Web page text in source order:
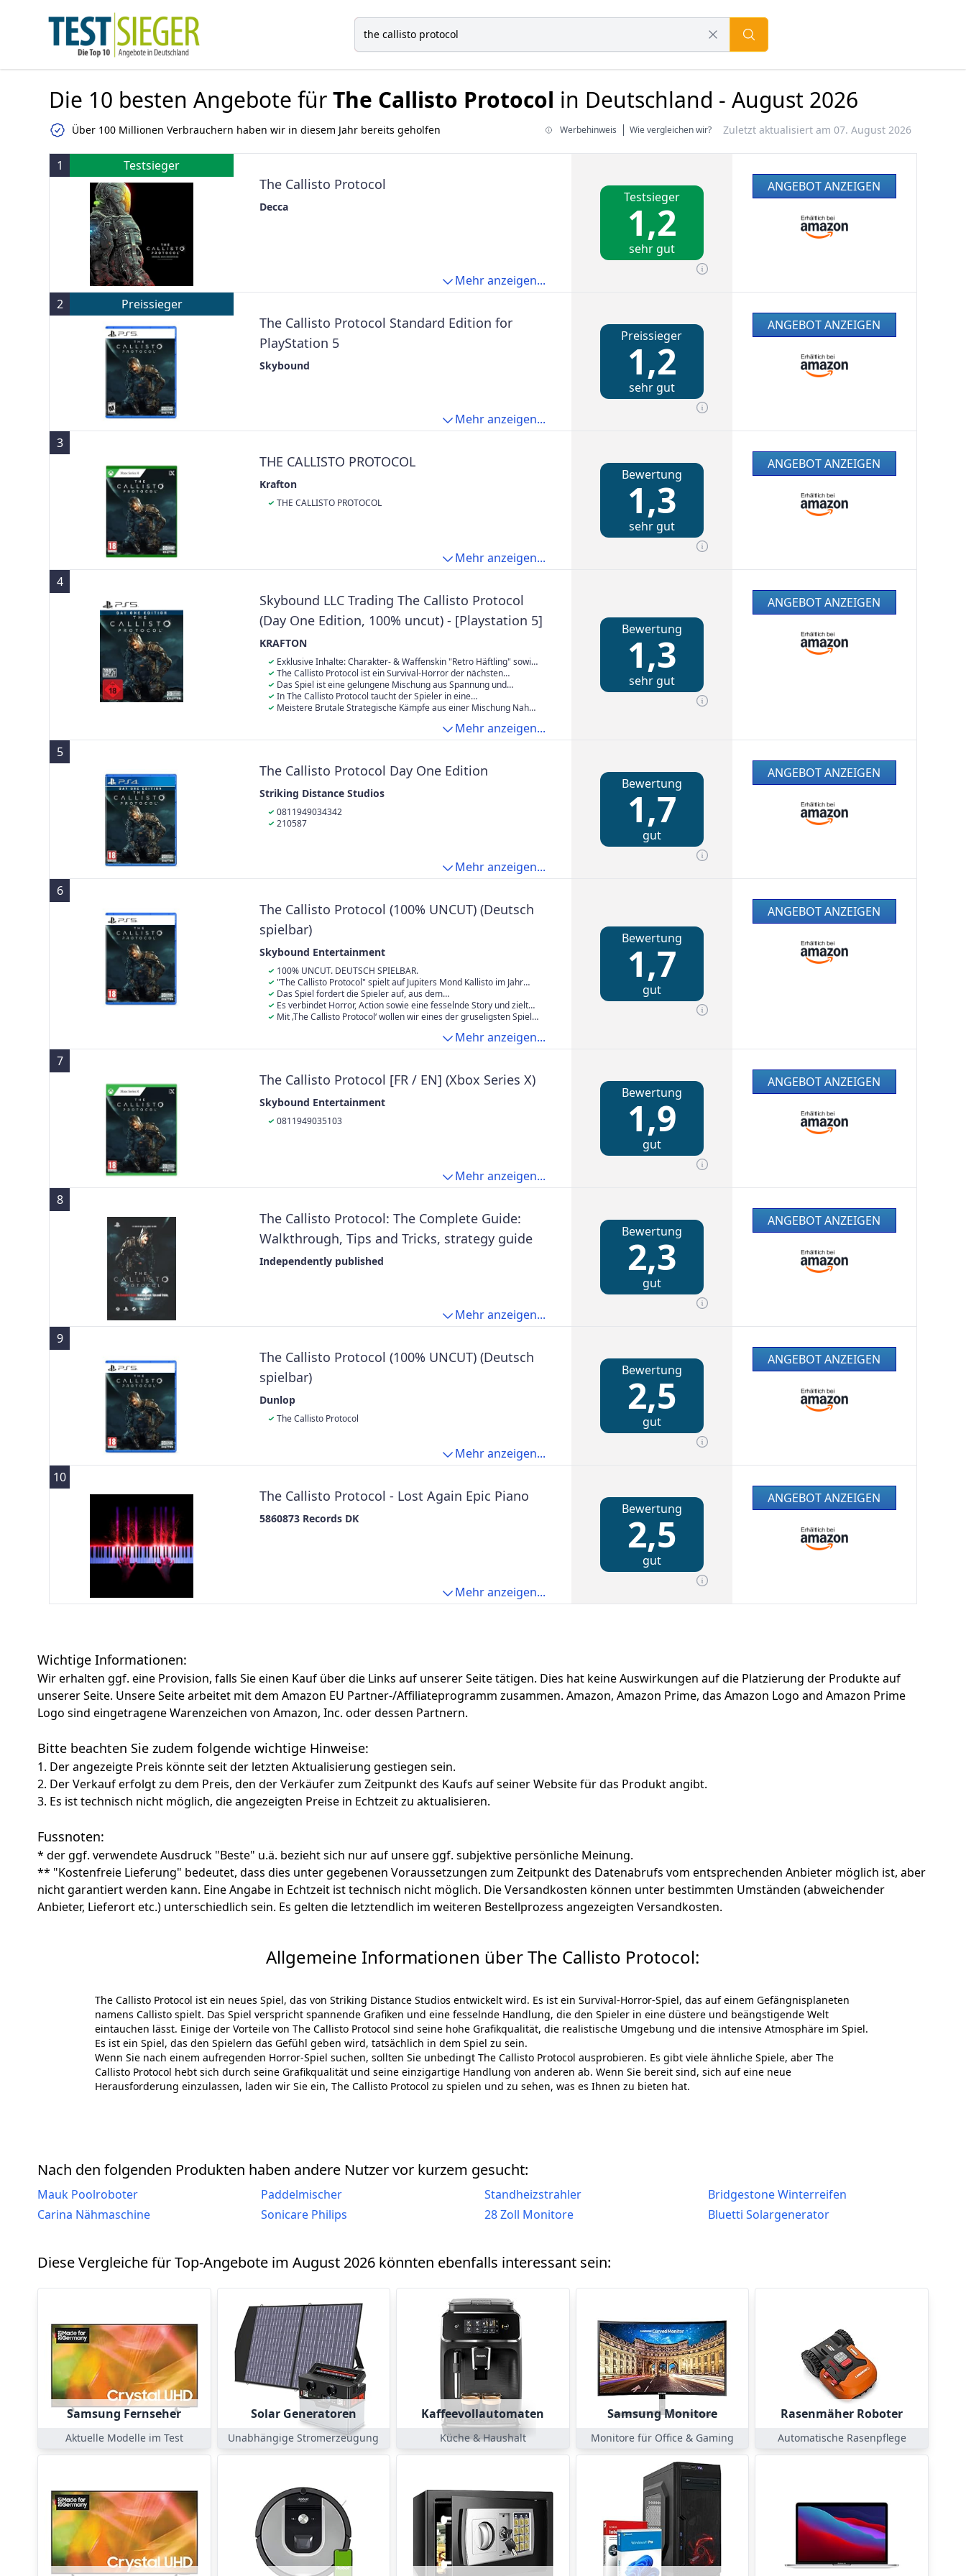
Die 10 besten Angebote fürThe Callisto Protocol in Deutschland - August 2026
Über 100 Millionen Verbrauchern haben wir in diesem Jahr bereits geholfen Werbehinweis Wie vergleichen wir? Zuletzt aktualisiert am 07. August 2026
1 Testsieger
The Callisto Protocol
Decca
Mehr anzeigen...
Testsieger
1,2
sehr gut
ANGEBOT ANZEIGEN
2 Preissieger
The Callisto Protocol Standard Edition for
PlayStation 5
Skybound
Mehr anzeigen...
Preissieger
1,2
sehr gut
ANGEBOT ANZEIGEN
3
THE CALLISTO PROTOCOL
Krafton
THE CALLISTO PROTOCOL
Mehr anzeigen...
Bewertung
1,3
sehr gut
ANGEBOT ANZEIGEN
4
Skybound LLC Trading The Callisto Protocol
(Day One Edition, 100% uncut) - [Playstation 5]
KRAFTON
Exklusive Inhalte: Charakter- & Waffenskin "Retro Häftling" sowie
die Biophage Skins (nur bei Amazon erhältlich)
The Callisto Protocol ist ein Survival-Horror der nächsten
Generation aus der Feder von Glen Schofield
Das Spiel ist eine gelungene Mischung aus Spannung und
Brutalität mit schrecklichen Momenten der Hilflosigkeit und
Menschlichkeit
In The Callisto Protocol taucht der Spieler in eine
atemberaubende Geschichte ein, in der hinter jeder Ecke
Meistere Brutale Strategische Kämpfe aus einer Mischung Nah
Mehr anzeigen...
Bewertung
1,3
sehr gut
ANGEBOT ANZEIGEN
5
The Callisto Protocol Day One Edition
Striking Distance Studios
0811949034342
210587
Mehr anzeigen...
Bewertung
1,7
gut
ANGEBOT ANZEIGEN
6
The Callisto Protocol (100% UNCUT) (Deutsch
spielbar)
Skybound Entertainment
100% UNCUT. DEUTSCH SPIELBAR.
"The Callisto Protocol" spielt auf Jupiters Mond Kallisto im Jahr
2320 und bietet ein Survival-Horror-Erlebnis der nächsten
Generation.
Das Spiel fordert die Spieler auf, aus dem
Hochsicherheitsgefängnis "Black Iron" zu entkommen und sich
seinen schrecklichen Geheimnissen zu stellen.
Es verbindet Horror, Action sowie eine fesselnde Story und zielt
darauf ab, das Horror-Genre in der interaktiven Unterhaltung neu zu
Mit ‚The Callisto Protocol‘ wollen wir eines der gruseligsten Spiele
Genre deutlich höher zu legen." —Dan Smith, Creative Director:
Striking Distance Studios
Mehr anzeigen...
Bewertung
1,7
gut
ANGEBOT ANZEIGEN
7
The Callisto Protocol [FR / EN] (Xbox Series X)
Skybound Entertainment
0811949035103
Mehr anzeigen...
Bewertung
1,9
gut
ANGEBOT ANZEIGEN
8
The Callisto Protocol: The Complete Guide:
Walkthrough, Tips and Tricks, strategy guide
Independently published
Mehr anzeigen...
Bewertung
2,3
gut
ANGEBOT ANZEIGEN
9
The Callisto Protocol (100% UNCUT) (Deutsch
spielbar)
Dunlop
The Callisto Protocol
Mehr anzeigen...
Bewertung
2,5
gut
ANGEBOT ANZEIGEN
10
The Callisto Protocol - Lost Again Epic Piano
5860873 Records DK
Mehr anzeigen...
Bewertung
2,5
gut
ANGEBOT ANZEIGEN
Wichtige Informationen:
Wir erhalten ggf. eine Provision, falls Sie einen Kauf über die Links auf unserer Seite tätigen. Dies hat keine Auswirkungen auf die Platzierung der Produkte auf
unserer Seite. Unsere Seite arbeitet mit dem Amazon EU Partner-/Affiliateprogramm zusammen. Amazon, Amazon Prime, das Amazon Logo and Amazon Prime
Logo sind eingetragene Warenzeichen von Amazon, Inc. oder dessen Partnern.
Bitte beachten Sie zudem folgende wichtige Hinweise:
1. Der angezeigte Preis könnte seit der letzten Aktualisierung gestiegen sein.
2. Der Verkauf erfolgt zu dem Preis, den der Verkäufer zum Zeitpunkt des Kaufs auf seiner Website für das Produkt angibt.
3. Es ist technisch nicht möglich, die angezeigten Preise in Echtzeit zu aktualisieren.
Fussnoten:
* der ggf. verwendete Ausdruck "Beste" u.ä. bezieht sich nur auf unsere ggf. subjektive persönliche Meinung.
** "Kostenfreie Lieferung" bedeutet, dass dies unter gegebenen Voraussetzungen zum Zeitpunkt des Datenabrufs vom entsprechenden Anbieter möglich ist, aber
nicht garantiert werden kann. Eine Angabe in Echtzeit ist technisch nicht möglich. Die Versandkosten können unter bestimmten Umständen (abweichender
Anbieter, Lieferort etc.) unterschiedlich sein. Es gelten die letztendlich im weiteren Bestellprozess angezeigten Versandkosten.
Allgemeine Informationen über The Callisto Protocol:
The Callisto Protocol ist ein neues Spiel, das von Striking Distance Studios entwickelt wird. Es ist ein Survival-Horror-Spiel, das auf einem Gefängnisplaneten
namens Callisto spielt. Das Spiel verspricht spannende Grafiken und eine fesselnde Handlung, die den Spieler in eine düstere und beängstigende Welt
eintauchen lässt. Einige der Vorteile von The Callisto Protocol sind seine hohe Grafikqualität, die realistische Umgebung und die intensive Atmosphäre im Spiel.
Es ist ein Spiel, das den Spielern das Gefühl geben wird, tatsächlich in dem Spiel zu sein.
Wenn Sie nach einem aufregenden Horror-Spiel suchen, sollten Sie unbedingt The Callisto Protocol ausprobieren. Es gibt viele ähnliche Spiele, aber The
Callisto Protocol hebt sich durch seine Grafikqualität und seine einzigartige Handlung von anderen ab. Wenn Sie bereit sind, sich auf eine neue
Herausforderung einzulassen, laden wir Sie ein, The Callisto Protocol zu spielen und zu sehen, was es Ihnen zu bieten hat.
Nach den folgenden Produkten haben andere Nutzer vor kurzem gesucht:
Mauk Poolroboter Paddelmischer Standheizstrahler
Bridgestone Winterreifen
Carina Nähmaschine
Sonicare Philips 28 Zoll Monitore Bluetti Solargenerator
Diese Vergleiche für Top-Angebote im August 2026 könnten ebenfalls interessant sein:
Samsung Fernseher
Aktuelle Modelle im Test
Solar Generatoren
Unabhängige Stromerzeugung
Kaffeevollautomaten
Küche & Haushalt
Samsung Monitore
Monitore für Office & Gaming
Rasenmäher Roboter
Automatische Rasenpflege